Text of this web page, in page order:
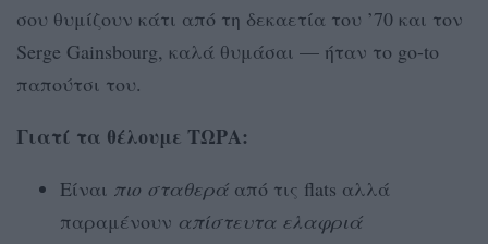
σου θυμίζουν κάτι από τη δεκαετία του ’70 και τον
Serge Gainsbourg, καλά θυμάσαι — ήταν το go-to
παπούτσι του.
Γιατί τα θέλουμε ΤΩΡΑ:
Είναι πιο σταθερά από τις flats αλλά
παραμένουν απίστευτα ελαφριά